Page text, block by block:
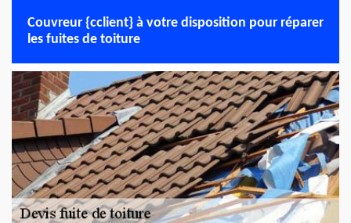
Couvreur {cclient} à votre disposition pour réparer
les fuites de toiture